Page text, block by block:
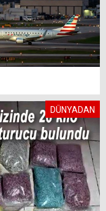
DÜNYADAN